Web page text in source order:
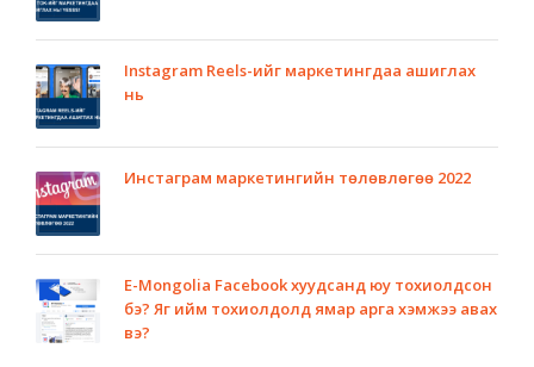
Instagram Reels-ийг маркетингдаа ашиглах
нь
Инстаграм маркетингийн төлөвлөгөө 2022
E-Mongolia Facebook хуудсанд юу тохиолдсон
бэ? Яг ийм тохиолдолд ямар арга хэмжээ авах
вэ?